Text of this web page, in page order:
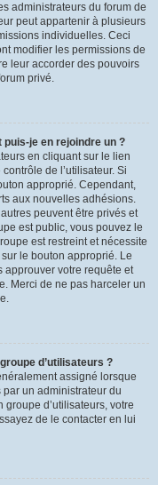
administrateurs du forum de
peut appartenir à plusieurs
individuelles. Ceci
modifier les permissions de
leur accorder des pouvoirs
privé.
je en rejoindre un ?
en cliquant sur le lien
de l’utilisateur. Si
approprié. Cependant,
aux nouvelles adhésions.
peuvent être privés et
est public, vous pouvez le
est restreint et nécessite
le bouton approprié. Le
approuver votre requête et
Merci de ne pas harceler un
d’utilisateurs ?
assigné lorsque
par un administrateur du
groupe d’utilisateurs, votre
de le contacter en lui